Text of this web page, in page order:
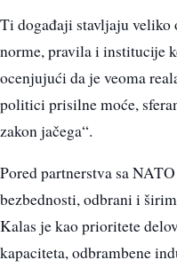
Ti događaji stavljaju veliko
norme, pravila i institucije
ocenjujući da je veoma
politici prisilne moće,
zakon jačega“.
Pored partnerstva sa
bezbednosti, odbrani i
Kalas je kao prioritete
kapaciteta, odbrambene